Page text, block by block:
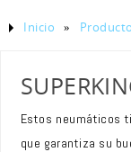
Inicio »
Estos neumáticos
que garantiza su